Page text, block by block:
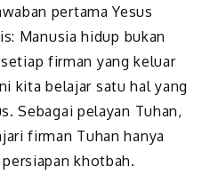
pertama Yesus
Manusia hidup bukan
firman yang keluar
kita belajar satu hal yang
Sebagai pelayan Tuhan,
firman Tuhan hanya
khotbah.